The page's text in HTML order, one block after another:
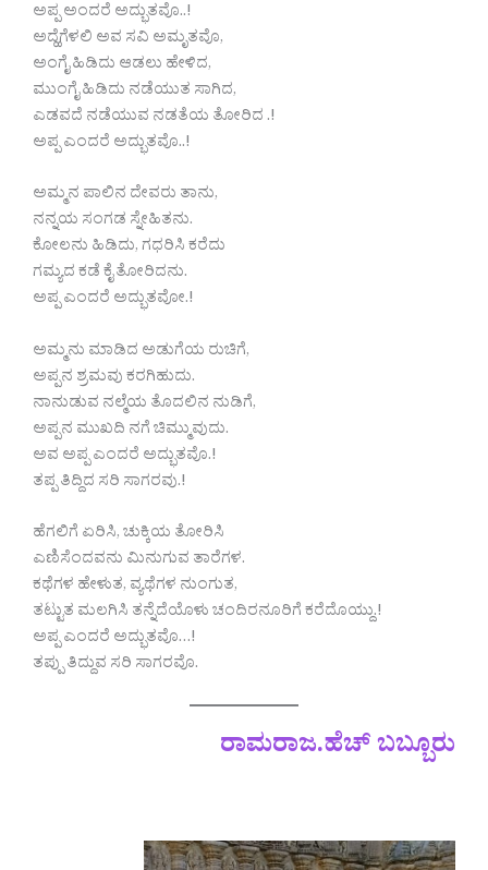
ಅಪ್ಪ ಅಂದರೆ ಅದ್ಭುತವೊ..!
ಅದ್ಹೆಗೆಳಲಿ ಅವ ಸವಿ ಅಮೃತವೊ,
ಅಂಗೈ ಹಿಡಿದು ಆಡಲು ಹೇಳಿದ,
ಮುಂಗೈ ಹಿಡಿದು ನಡೆಯುತ ಸಾಗಿದ,
ಎಡವದೆ ನಡೆಯುವ ನಡತೆಯ ತೋರಿದ .!
ಅಪ್ಪ ಎಂದರೆ ಅದ್ಭುತವೊ..!
ಅಮ್ಮನ ಪಾಲಿನ ದೇವರು ತಾನು,
ನನ್ನಯ ಸಂಗಡ ಸ್ನೇಹಿತನು.
ಕೋಲನು ಹಿಡಿದು, ಗಧರಿಸಿ ಕರೆದು
ಗಮ್ಯದ ಕಡೆ ಕೈ ತೋರಿದನು.
ಅಪ್ಪ ಎಂದರೆ ಅದ್ಭುತವೋ.!
ಅಮ್ಮನು ಮಾಡಿದ ಅಡುಗೆಯ ರುಚಿಗೆ,
ಅಪ್ಪನ ಶ್ರಮವು ಕರಗಿಹುದು.
ನಾನುಡುವ ನಲ್ಮೆಯ ತೊದಲಿನ ನುಡಿಗೆ,
ಅಪ್ಪನ ಮುಖದಿ ನಗೆ ಚಿಮ್ಮುವುದು.
ಅವ ಅಪ್ಪ ಎಂದರೆ ಅದ್ಭುತವೊ.!
ತಪ್ಪ ತಿದ್ದಿದ ಸರಿ ಸಾಗರವು.!
ಹೆಗಲಿಗೆ ಏರಿಸಿ, ಚುಕ್ಕಿಯ ತೋರಿಸಿ
ಎಣಿಸೆಂದವನು ಮಿನುಗುವ ತಾರೆಗಳ.
ಕಥೆಗಳ ಹೇಳುತ, ವ್ಯಥೆಗಳ ನುಂಗುತ,
ತಟ್ಟುತ ಮಲಗಿಸಿ ತನ್ನೆದೆಯೊಳು ಚಂದಿರನೂರಿಗೆ ಕರೆದೊಯ್ದು.!
ಅಪ್ಪ ಎಂದರೆ ಅದ್ಭುತವೊ…!
ತಪ್ಪು ತಿದ್ದುವ ಸರಿ ಸಾಗರವೊ.
ರಾಮರಾಜ.ಹೆಚ್ ಬಬ್ಬೂರು